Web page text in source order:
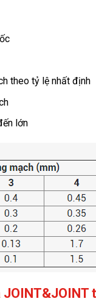
theo tỷ lệ nhất định
lớn